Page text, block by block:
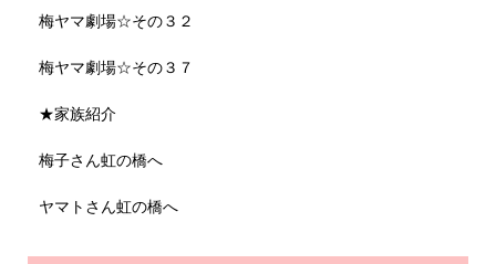
梅ヤマ劇場☆その３２
梅ヤマ劇場☆その３７
★家族紹介
梅子さん虹の橋へ
ヤマトさん虹の橋へ